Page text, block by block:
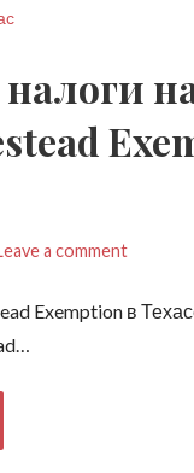
a comment
Exemption в